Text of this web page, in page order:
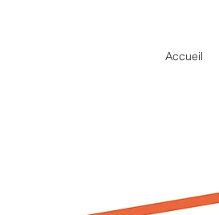
Accueil